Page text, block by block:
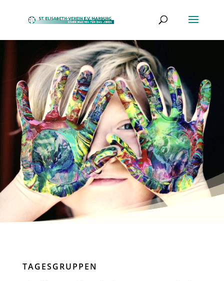
TAGESGRUPPEN